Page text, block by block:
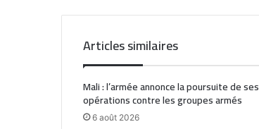
Articles similaires
Mali : l’armée annonce la poursuite de ses
opérations contre les groupes armés
6 août 2026